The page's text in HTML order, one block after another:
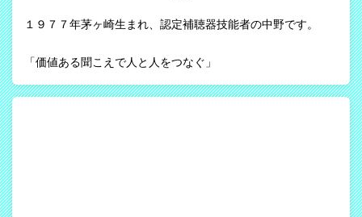
１９７７年茅ヶ崎生まれ、認定補聴器技能者の中野です。
「価値ある聞こえで人と人をつなぐ」